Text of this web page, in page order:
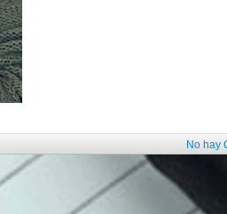
No hay